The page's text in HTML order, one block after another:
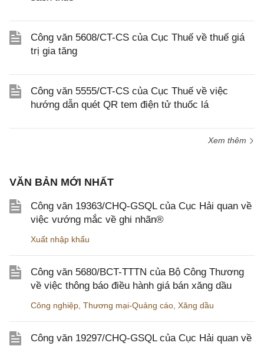
Công văn 5608/CT-CS của Cục Thuế về thuế giá
trị gia tăng
Công văn 5555/CT-CS của Cục Thuế về việc
hướng dẫn quét QR tem điện tử thuốc lá
Xem thêm
VĂN BẢN MỚI NHẤT
Công văn 19363/CHQ-GSQL của Cục Hải quan về
việc vướng mắc về ghi nhãn®
Xuất nhập khẩu
Công văn 5680/BCT-TTTN của Bộ Công Thương
về việc thông báo điều hành giá bán xăng dầu
Công nghiệp Thương mại-Quảng cáo Xăng dầu
Công văn 19297/CHQ-GSQL của Cục Hải quan về